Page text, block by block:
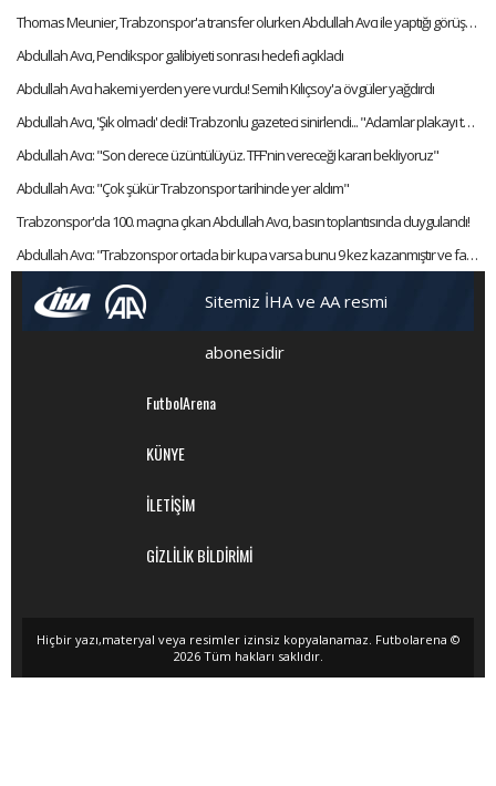
Thomas Meunier, Trabzonspor'a transfer olurken Abdullah Avcı ile yaptığı görüşmeyi anlattı:
Abdullah Avcı, Pendikspor galibiyeti sonrası hedefi açıkladı
Abdullah Avcı hakemi yerden yere vurdu! Semih Kılıçsoy'a övgüler yağdırdı
Abdullah Avcı, 'Şık olmadı' dedi! Trabzonlu gazeteci sinirlendi... "Adamlar plakayı taktı hocam"
Abdullah Avcı: "Son derece üzüntülüyüz. TFF'nin vereceği kararı bekliyoruz"
Abdullah Avcı: "Çok şükür Trabzonspor tarihinde yer aldım"
Trabzonspor'da 100. maçına çıkan Abdullah Avcı, basın toplantısında duygulandı!
Abdullah Avcı: "Trabzonspor ortada bir kupa varsa bunu 9 kez kazanmıştır ve favorisidir"
Sitemiz İHA ve AA resmi
abonesidir
FutbolArena
KÜNYE
İLETİŞİM
GİZLİLİK BİLDİRİMİ
Hiçbir yazı,materyal veya resimler izinsiz kopyalanamaz. Futbolarena ©
2026 Tüm hakları saklıdır.